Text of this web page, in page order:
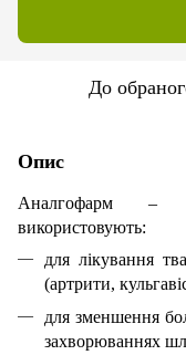
До
Опис
Аналгофарм –
використовують:
для лікування
(артрити,
для зменшення
захворюваннях